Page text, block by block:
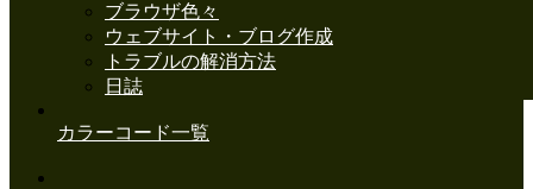
ブラウザ色々
ウェブサイト・ブログ作成
トラブルの解消方法
日誌
カラーコード一覧